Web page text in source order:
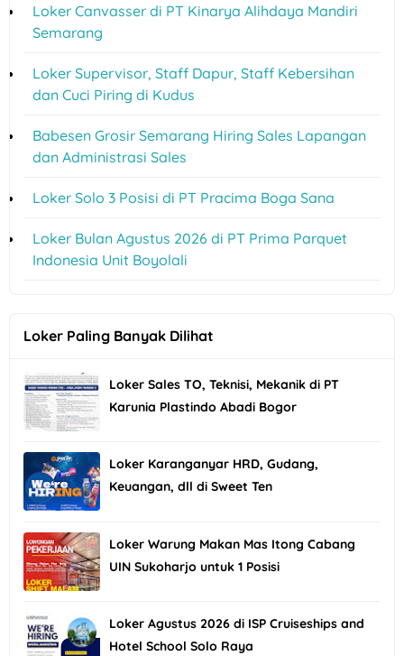
Loker Canvasser di PT Kinarya Alihdaya Mandiri
Semarang
Loker Supervisor, Staff Dapur, Staff Kebersihan
dan Cuci Piring di Kudus
Babesen Grosir Semarang Hiring Sales Lapangan
dan Administrasi Sales
Loker Solo 3 Posisi di PT Pracima Boga Sana
Loker Bulan Agustus 2026 di PT Prima Parquet
Indonesia Unit Boyolali
Loker Paling Banyak Dilihat
Loker Sales TO, Teknisi, Mekanik di PT
Karunia Plastindo Abadi Bogor
Loker Karanganyar HRD, Gudang,
Keuangan, dll di Sweet Ten
Loker Warung Makan Mas Itong Cabang
UIN Sukoharjo untuk 1 Posisi
Loker Agustus 2026 di ISP Cruiseships and
Hotel School Solo Raya